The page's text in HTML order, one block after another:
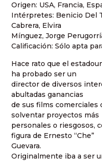
Origen: USA, Francia,
Intérpretes: Benicio Del
Cabrera, Elvira
Mínguez, Jorge
Calificación: Sólo apta
Hace rato que el
ha probado ser un
director de diversos
abultadas ganancias
de sus films comerciales
solventar proyectos más
personales o riesgosos,
figura de Ernesto “Che”
Guevara.
Originalmente iba a ser